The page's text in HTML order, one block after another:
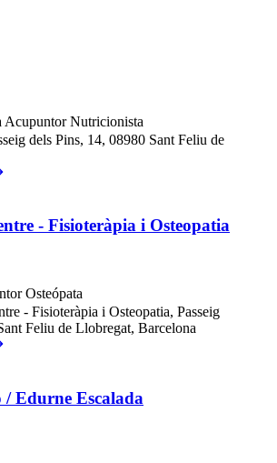
AcupuntorNutricionista
dels Pins, 14, 08980 Sant Feliu de
- Fisioteràpia i Osteopatia
Osteópata
- Fisioteràpia i Osteopatia, Passeig
Feliu de Llobregat, Barcelona
/ Edurne Escalada